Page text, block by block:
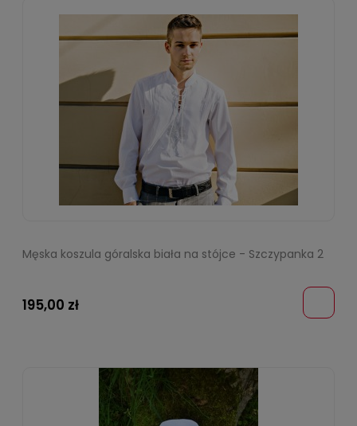
Męska koszula góralska biała na stójce - Szczypanka 2
195,00 zł